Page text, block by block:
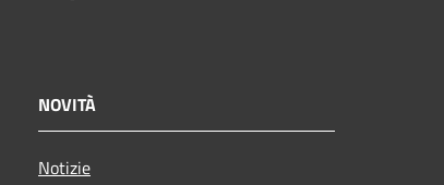
NOVITÀ
Notizie